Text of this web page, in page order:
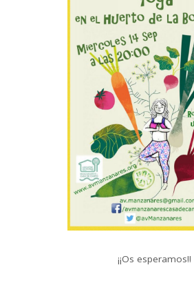
¡¡Os esperamos!!